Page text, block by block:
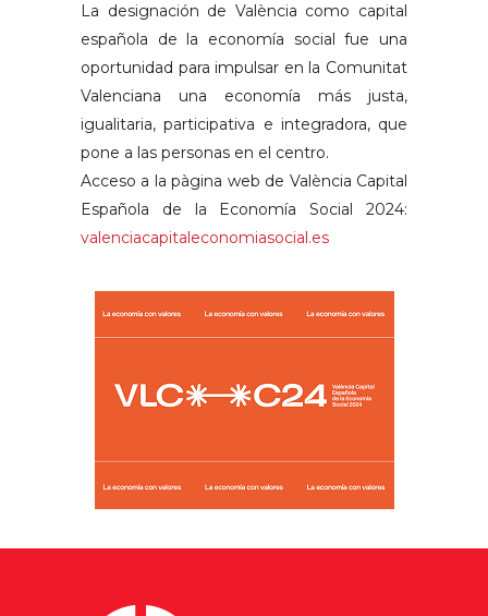
La designación de València como capital
española de la economía social fue una
oportunidad para impulsar en la Comunitat
Valenciana una economía más justa,
igualitaria, participativa e integradora, que
pone a las personas en el centro.
Acceso a la pàgina web de València Capital
Española de la Economía Social 2024:
valenciacapitaleconomiasocial.es